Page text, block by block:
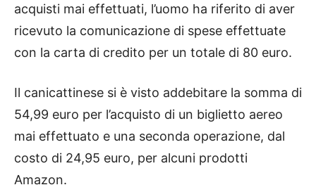
acquisti mai effettuati, l’uomo ha riferito di aver
ricevuto la comunicazione di spese effettuate
con la carta di credito per un totale di 80 euro.
Il canicattinese si è visto addebitare la somma di
54,99 euro per l’acquisto di un biglietto aereo
mai effettuato e una seconda operazione, dal
costo di 24,95 euro, per alcuni prodotti
Amazon.